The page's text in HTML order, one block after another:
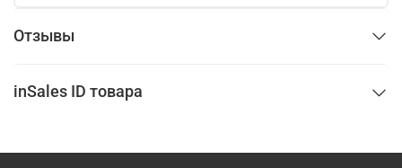
Отзывы
inSales ID товара